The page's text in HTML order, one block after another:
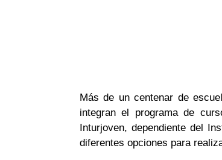
Más de un centenar de
integran el programa de
Inturjoven, dependiente del
diferentes opciones para